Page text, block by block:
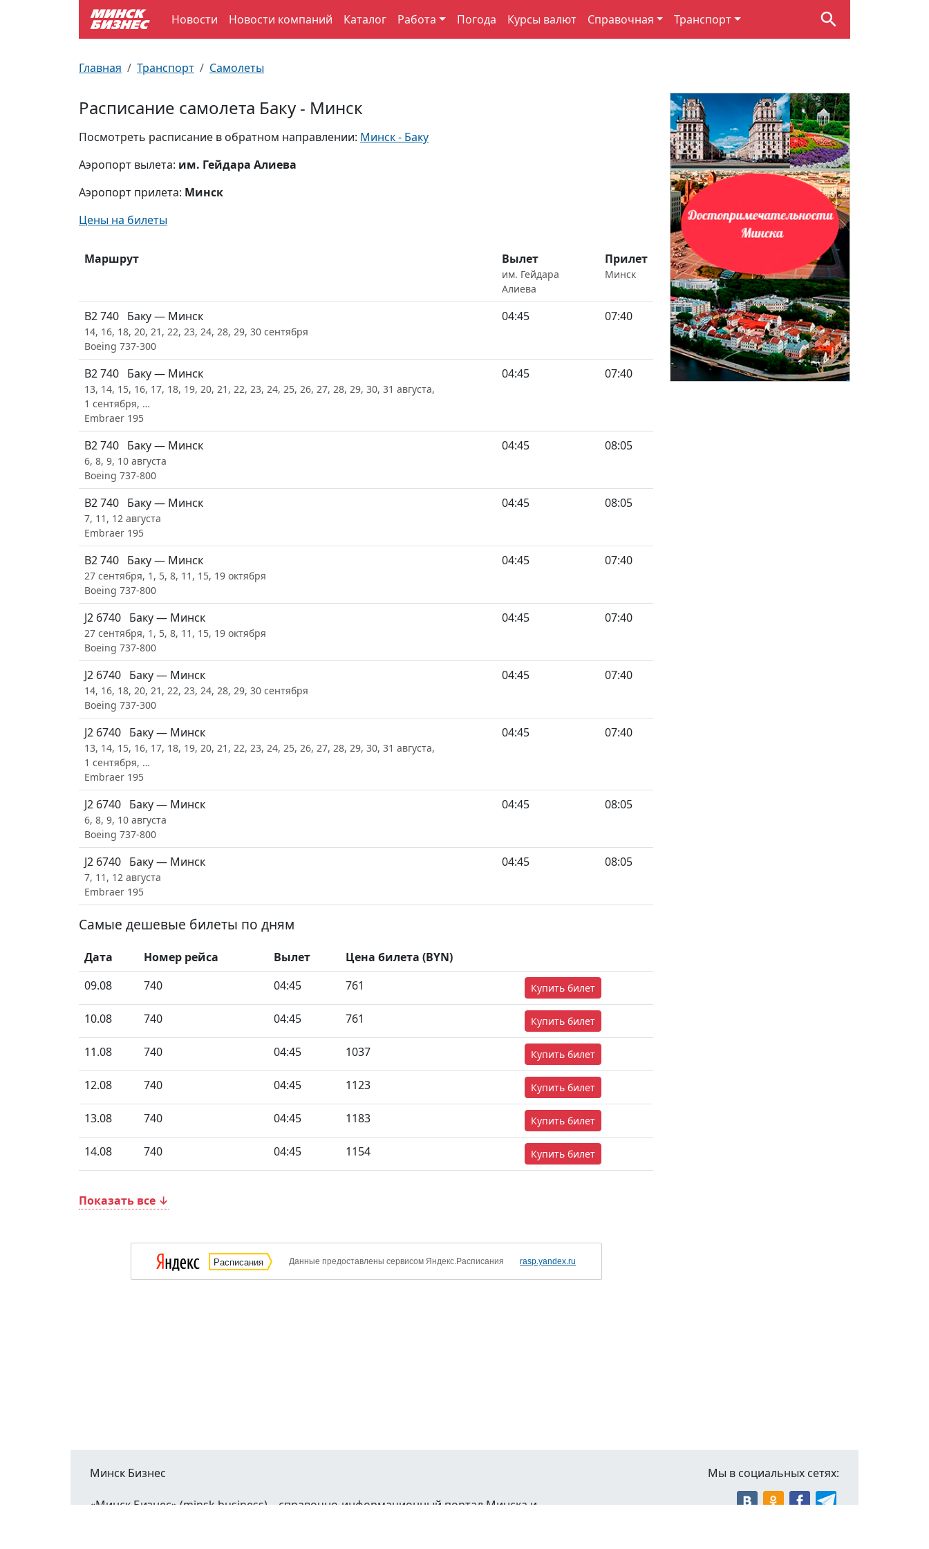
Новости Новости компаний Каталог Работа Погода Курсы валют Справочная Транспорт
Главная Транспорт Самолеты
Расписание самолета Баку - Минск
Посмотреть расписание в обратном направлении: Минск - Баку
Аэропорт вылета: им. Гейдара Алиева
Аэропорт прилета: Минск
Цены на билеты
Маршрут Вылет
им. Гейдара
Алиева
Прилет
Минск
B2 740 Баку — Минск
14, 16, 18, 20, 21, 22, 23, 24, 28, 29, 30 сентября
Boeing 737-300
04:45 07:40
B2 740 Баку — Минск
13, 14, 15, 16, 17, 18, 19, 20, 21, 22, 23, 24, 25, 26, 27, 28, 29, 30, 31 августа,
1 сентября, …
Embraer 195
04:45 07:40
B2 740 Баку — Минск
6, 8, 9, 10 августа
Boeing 737-800
04:45 08:05
B2 740 Баку — Минск
7, 11, 12 августа
Embraer 195
04:45 08:05
B2 740 Баку — Минск
27 сентября, 1, 5, 8, 11, 15, 19 октября
Boeing 737-800
04:45 07:40
J2 6740 Баку — Минск
27 сентября, 1, 5, 8, 11, 15, 19 октября
Boeing 737-800
04:45 07:40
J2 6740 Баку — Минск
14, 16, 18, 20, 21, 22, 23, 24, 28, 29, 30 сентября
Boeing 737-300
04:45 07:40
J2 6740 Баку — Минск
13, 14, 15, 16, 17, 18, 19, 20, 21, 22, 23, 24, 25, 26, 27, 28, 29, 30, 31 августа,
1 сентября, …
Embraer 195
04:45 07:40
J2 6740 Баку — Минск
6, 8, 9, 10 августа
Boeing 737-800
04:45 08:05
J2 6740 Баку — Минск
7, 11, 12 августа
Embraer 195
04:45 08:05
Самые дешевые билеты по дням
Дата Номер рейса Вылет
Цена билета (BYN)
09.08
740 04:45 761 Купить билет
10.08 740 04:45 761 Купить билет
11.08 740 04:45 1037 Купить билет
12.08 740 04:45 1123 Купить билет
13.08 740 04:45 1183 Купить билет
14.08 740 04:45 1154 Купить билет
Показать все ↓
Расписания Данные предоставлены сервисом Яндекс.Расписания rasp.yandex.ru
Минск Бизнес
«Минск Бизнес» (minsk.business) – справочно-информационный портал Минска и
Мы в социальных сетях:
Улицы Минска
Производственный календарь
Документы для ЗАГСа
Пробки на дорогах